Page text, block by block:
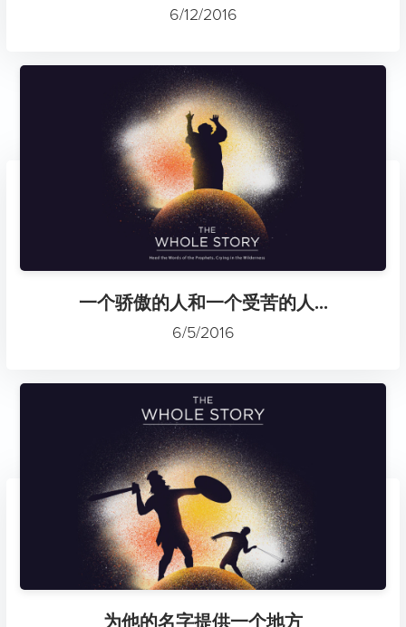
6/12/2016
一个骄傲的人和一个受苦的人...
6/5/2016
为他的名字提供一个地方